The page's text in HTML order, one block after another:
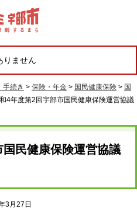
りません
手続き > 保険・年金 > 国民健康保険 > 国
4年度第2回宇部市国民健康保険運営協議
民健康保険運営協議
3月27日